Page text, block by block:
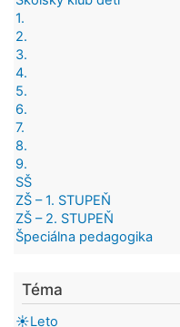
1.
2.
3.
4.
5.
6.
7.
8.
9.
SŠ
ZŠ – 1. STUPEŇ
ZŠ – 2. STUPEŇ
Špeciálna pedagogika
Téma
☀️Leto